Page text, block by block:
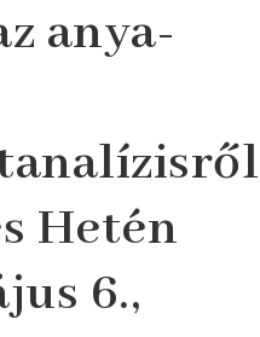
anya-
Hetén
6.,